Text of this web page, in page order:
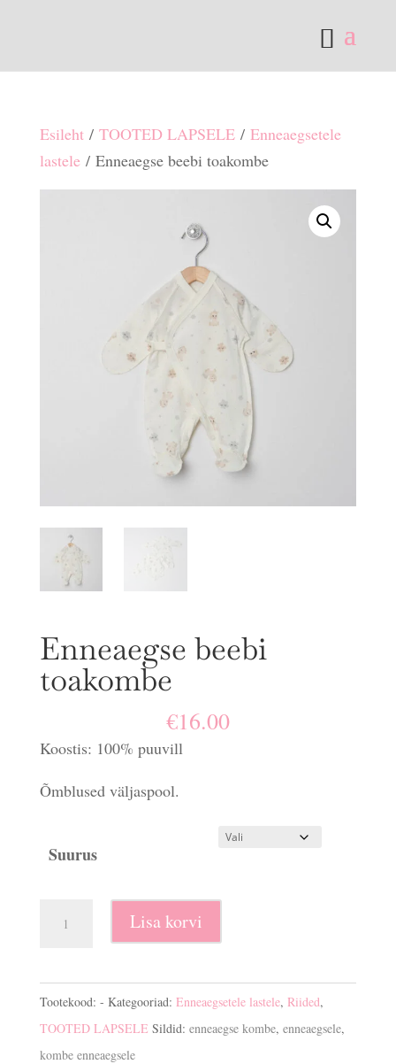
Esileht/ TOOTED LAPSELE/ Enneaegsetele
lastele/ Enneaegse beebi toakombe
Enneaegse beebi
toakombe
€16.00
Koostis: 100% puuvill
Õmblused väljaspool.
Suurus
Lisa korvi
Tootekood: - Kategooriad: Enneaegsetele lastele, Riided,
TOOTED LAPSELE Sildid: enneaegse kombe, enneaegsele,
kombe enneaegsele